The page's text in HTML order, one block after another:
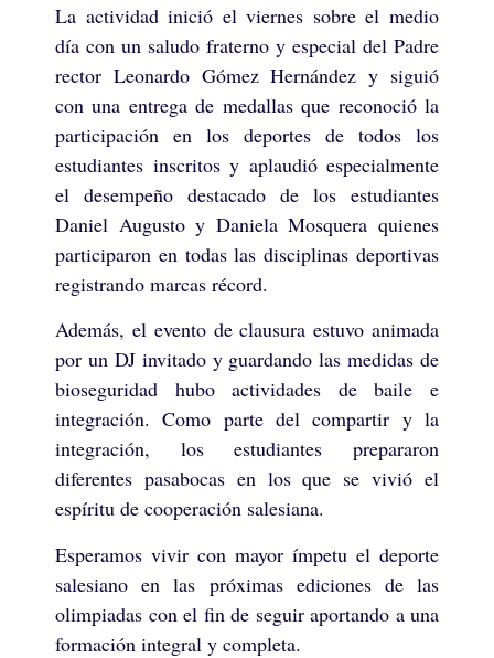
La actividad inició el viernes sobre el medio
día con un saludo fraterno y especial del Padre
rector Leonardo Gómez Hernández y siguió
con una entrega de medallas que reconoció la
participación en los deportes de todos los
estudiantes inscritos y aplaudió especialmente
el desempeño destacado de los estudiantes
Daniel Augusto y Daniela Mosquera quienes
participaron en todas las disciplinas deportivas
registrando marcas récord.
Además, el evento de clausura estuvo animada
por un DJ invitado y guardando las medidas de
bioseguridad hubo actividades de baile e
integración. Como parte del compartir y la
integración, los estudiantes prepararon
diferentes pasabocas en los que se vivió el
espíritu de cooperación salesiana.
Esperamos vivir con mayor ímpetu el deporte
salesiano en las próximas ediciones de las
olimpiadas con el fin de seguir aportando a una
formación integral y completa.